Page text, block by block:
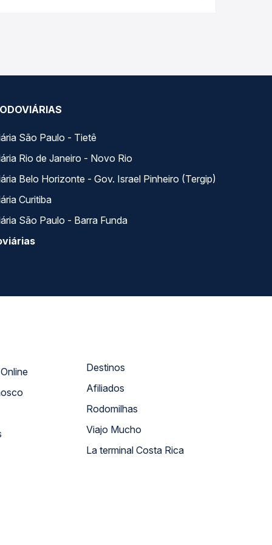
São Paulo - Tietê
Rio de Janeiro - Novo Rio
Belo Horizonte - Gov. Israel Pinheiro (Tergip)
Curitiba
São Paulo - Barra Funda
Atendimento Online
Destinos
Afiliados
Rodomilhas
Viajo Mucho
La terminal Costa Rica